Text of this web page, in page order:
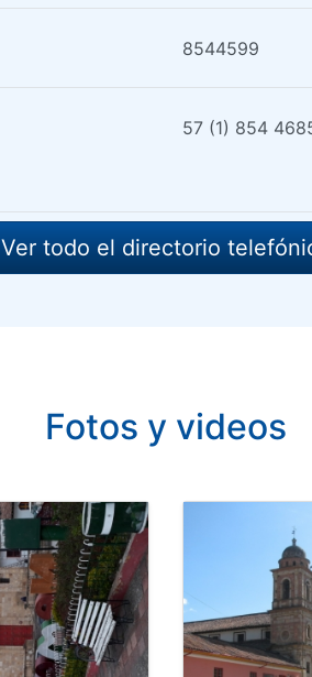
8544599
57 (1) 854
Ver todo el directorio
Fotos y videos